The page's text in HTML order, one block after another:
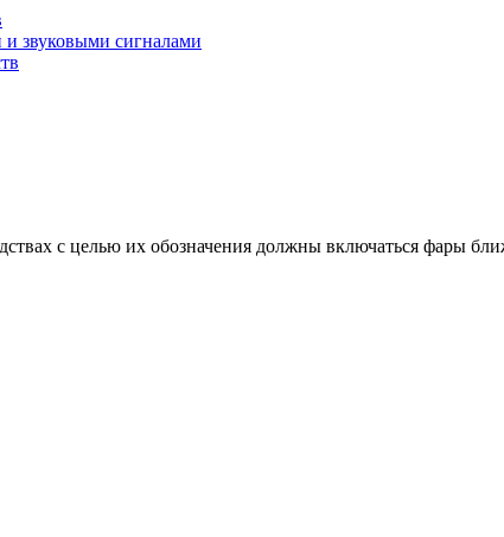
звуковыми сигналами
с целью их обозначения должны включаться фары